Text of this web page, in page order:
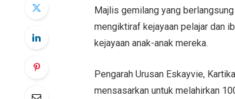
Majlis gemilang yang
mengiktiraf kejayaan pelajar dan
kejayaan anak-anak mereka.
Pengarah Urusan Eskayvie,
mensasarkan untuk melahirkan